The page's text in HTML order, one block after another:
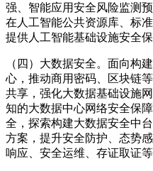
强、智能应用安全风险监测
在人工智能公共资源库、标
提供人工智能基础设施安全
（四）大数据安全。面向构
心，推动商用密码、区块链
共享，强化大数据基础设施
知的大数据中心网络安全保
全，探索构建大数据安全中
方案，提升安全防护、态势
响应、安全运维、存证取证等